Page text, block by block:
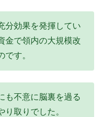
分効果を発揮してい
金で領内の大規模改
す。
も不意に脳裏を過る
取りでした。